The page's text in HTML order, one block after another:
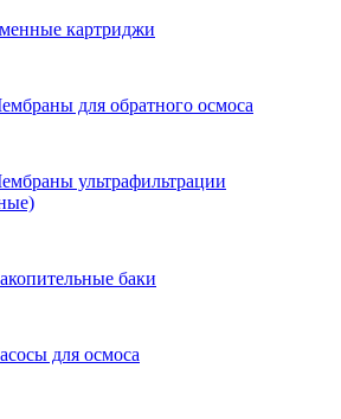
картриджи
для обратного осмоса
ультрафильтрации
баки
для осмоса